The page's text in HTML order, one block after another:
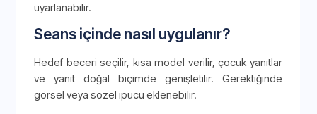
uyarlanabilir.
Seans içinde nasıl uygulanır?
Hedef beceri seçilir, kısa model verilir, çocuk yanıtlar
ve yanıt doğal biçimde genişletilir. Gerektiğinde
görsel veya sözel ipucu eklenebilir.